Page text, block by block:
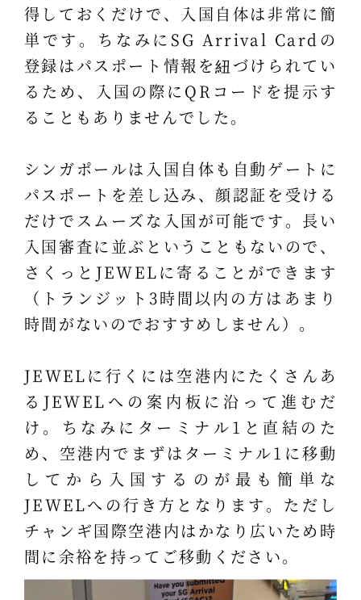
得しておくだけで、入国自体は非常に簡
単です。ちなみにSG Arrival Cardの
登録はパスポート情報を紐づけられてい
るため、入国の際にQRコードを提示す
ることもありませんでした。
シンガポールは入国自体も自動ゲートに
パスポートを差し込み、顔認証を受ける
だけでスムーズな入国が可能です。長い
入国審査に並ぶということもないので、
さくっとJEWELに寄ることができます
（トランジット3時間以内の方はあまり
時間がないのでおすすめしません）。
JEWELに行くには空港内にたくさんあ
るJEWELへの案内板に沿って進むだ
け。ちなみにターミナル1と直結のた
め、空港内でまずはターミナル1に移動
してから入国するのが最も簡単な
JEWELへの行き方となります。ただし
チャンギ国際空港内はかなり広いため時
間に余裕を持ってご移動ください。